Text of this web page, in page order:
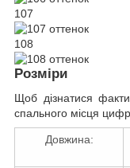
107
108
Розміри
Щоб дізнатися
спального місця
Довжина: